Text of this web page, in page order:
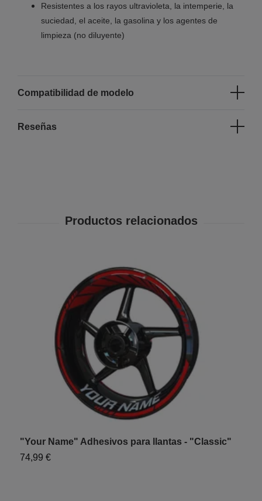
Resistentes a los rayos ultravioleta, la intemperie, la
suciedad, el aceite, la gasolina y los agentes de
limpieza (no diluyente)
Compatibilidad de modelo
Reseñas
"Your Name" Adhesivos para llantas - "Classic"
74,99 €